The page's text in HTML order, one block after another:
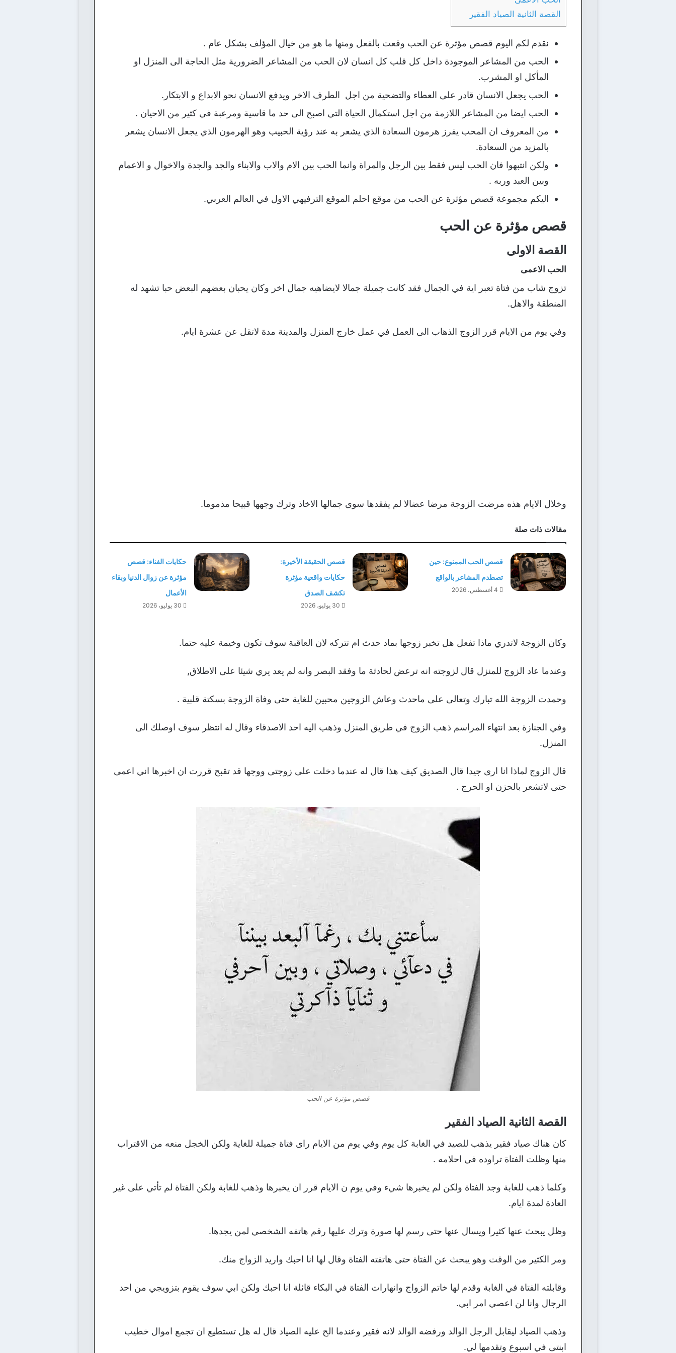
القصة الثانية الصياد الفقير
نقدم لكم اليوم قصص مؤثرة عن الحب وقعت بالفعل ومنها ما هو من خيال المؤلف بشكل عام .
الحب من المشاعر الموجودة داخل كل قلب كل انسان لان الحب من المشاعر الضرورية مثل الحاجة الى المنزل او
المأكل او المشرب.
الحب يجعل الانسان قادر على العطاء والتضحية من اجل الطرف الاخر ويدفع الانسان نحو الابداع و الابتكار.
الحب ايضا من المشاعر اللازمة من اجل استكمال الحياة التي اصبح الى حد ما قاسية ومرعبة في كثير من الاحيان .
من المعروف ان المحب يفرز هرمون السعادة الذي يشعر به عند رؤية الحبيب وهو الهرمون الذي يجعل الانسان يشعر
بالمزيد من السعادة.
ولكن انتبهوا فان الحب ليس فقط بين الرجل والمراة وانما الحب بين الام والاب والابناء والجد والجدة والاخوال و الاعمام
وبين العبد وربه .
اليكم مجموعة قصص مؤثرة عن الحب من موقع احلم الموقع الترفيهي الاول في العالم العربي.
قصص مؤثرة عن الحب
القصة الاولى
الحب الاعمى
تزوج شاب من فتاة تعبر اية في الجمال فقد كانت جميلة جمالا لايضاهيه جمال اخر وكان يحبان بعضهم البعض حبا تشهد له
المنطقة والاهل.
وفي يوم من الايام قرر الزوج الذهاب الى العمل في عمل خارج المنزل والمدينة مدة لاتقل عن عشرة ايام.
وخلال الايام هذه مرضت الزوجة مرضا عضالا لم يفقدها سوى جمالها الاخاذ وترك وجهها قبيحا مذموما.
مقالات ذات صلة
قصص الحب الممنوع: حين
تصطدم المشاعر بالواقع
4 أغسطس، 2026
قصص الحقيقة الأخيرة:
حكايات واقعية مؤثرة
تكشف الصدق
30 يوليو، 2026
حكايات الفناء: قصص
مؤثرة عن زوال الدنيا وبقاء
الأعمال
30 يوليو، 2026
وكان الزوجة لاتدري ماذا تفعل هل تخبر زوجها بماد حدث ام تتركه لان العاقبة سوف تكون وخيمة عليه حتما.
وعندما عاد الزوج للمنزل قال لزوجته انه ترعض لحادثة ما وفقد البصر وانه لم يعد يري شيئا على الاطلاق,
وحمدت الزوجة الله تبارك وتعالى على ماحدث وعاش الزوجين محبين للغاية حتى وفاة الزوجة بسكتة قلبية .
وفي الجنازة بعد انتهاء المراسم ذهب الزوج في طريق المنزل وذهب اليه احد الاصدقاء وقال له انتظر سوف اوصلك الى
المنزل.
قال الزوج لماذا انا ارى جيدا قال الصديق كيف هذا قال له عندما دخلت على زوجتى ووجها قد تقبح قررت ان اخبرها اني اعمى
حتى لاتشعر بالحزن او الحرج .
قصص مؤثرة عن الحب
القصة الثانية الصياد الفقير
كان هناك صياد فقير يذهب للصيد في الغابة كل يوم وفي يوم من الايام راى فتاة جميلة للغاية ولكن الخجل منعه من الاقتراب
منها وظلت الفتاة تراوده في احلامه .
وكلما ذهب للغابة وجد الفتاة ولكن لم يخبرها شيء وفي يوم ن الايام قرر ان يخبرها وذهب للغابة ولكن الفتاة لم تأتي على غير
العادة لمدة ايام.
وظل يبحث عنها كثيرا ويسال عنها حتى رسم لها صورة وترك عليها رقم هاتفه الشخصي لمن يجدها.
ومر الكثير من الوقت وهو يبحث عن الفتاة حتى هاتفته الفتاة وقال لها انا احبك واريد الزواج منك.
وقابلته الفتاة في الغابة وقدم لها خاتم الزواج وانهارات الفتاة في البكاء قائلة انا احبك ولكن ابي سوف يقوم بتزويجي من احد
الرجال وانا لن اعصي امر ابي.
وذهب الصياد ليقابل الرجل الوالد ورفضه الوالد لانه فقير وعندما الح عليه الصياد قال له هل تستطيع ان تجمع اموال خطيب
ابنتى في اسبوع وتقدمها لي.